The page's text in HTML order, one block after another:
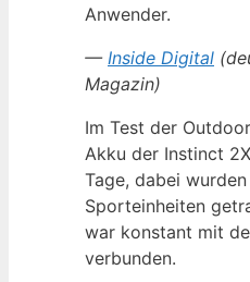
Anwender.
— Inside Digital
Magazin)
Im Test der
Akku der Instinct
Tage, dabei
Sporteinheiten
war konstant mit
verbunden.